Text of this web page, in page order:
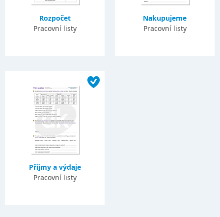
Rozpočet
Pracovní listy
Nakupujeme
Pracovní listy
Příjmy a výdaje
Pracovní listy